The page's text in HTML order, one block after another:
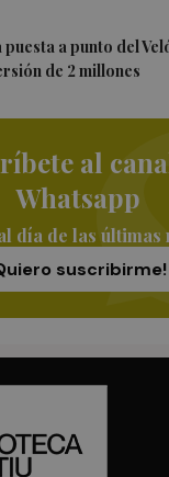
puesta a punto del
de 2 millones
al
Whatsapp
día de las últimas
suscribirme!